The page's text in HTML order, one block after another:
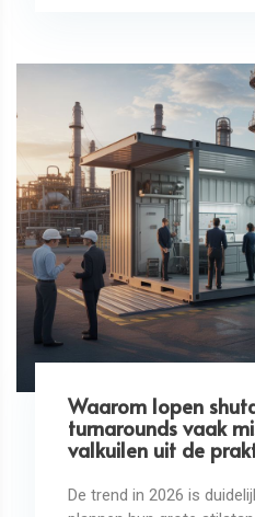
Waarom lopen
turnarounds vaak
valkuilen uit de
De trend in 2026 is